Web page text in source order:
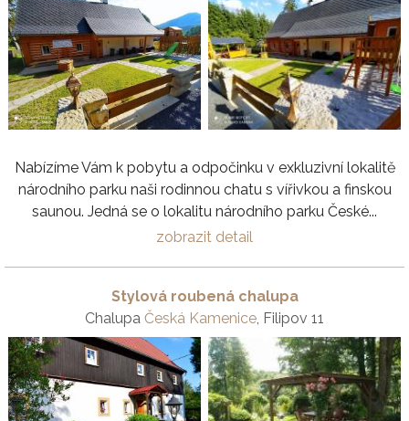
Nabízíme Vám k pobytu a odpočinku v exkluzivní lokalitě
národního parku naši rodinnou chatu s vířivkou a finskou
saunou. Jedná se o lokalitu národního parku České...
zobrazit detail
Stylová roubená chalupa
Chalupa Česká Kamenice, Filipov 11